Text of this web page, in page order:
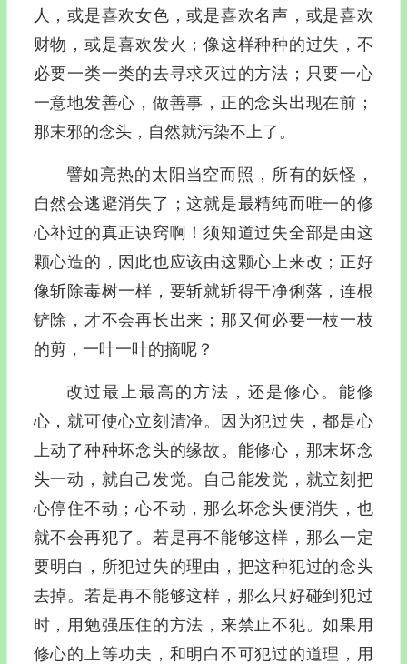
人，或是喜欢女色，或是喜欢名声，或是喜欢
财物，或是喜欢发火；像这样种种的过失，不
必要一类一类的去寻求灭过的方法；只要一心
一意地发善心，做善事，正的念头出现在前；
那末邪的念头，自然就污染不上了。
譬如亮热的太阳当空而照，所有的妖怪，
自然会逃避消失了；这就是最精纯而唯一的修
心补过的真正诀窍啊！须知道过失全部是由这
颗心造的，因此也应该由这颗心上来改；正好
像斩除毒树一样，要斩就斩得干净俐落，连根
铲除，才不会再长出来；那又何必要一枝一枝
的剪，一叶一叶的摘呢？
改过最上最高的方法，还是修心。能修
心，就可使心立刻清净。因为犯过失，都是心
上动了种种坏念头的缘故。能修心，那末坏念
头一动，就自己发觉。自己能发觉，就立刻把
心停住不动；心不动，那么坏念头便消失，也
就不会再犯了。若是再不能够这样，那么一定
要明白，所犯过失的理由，把这种犯过的念头
去掉。若是再不能够这样，那么只好碰到犯过
时，用勉强压住的方法，来禁止不犯。如果用
修心的上等功夫，和明白不可犯过的道理，用